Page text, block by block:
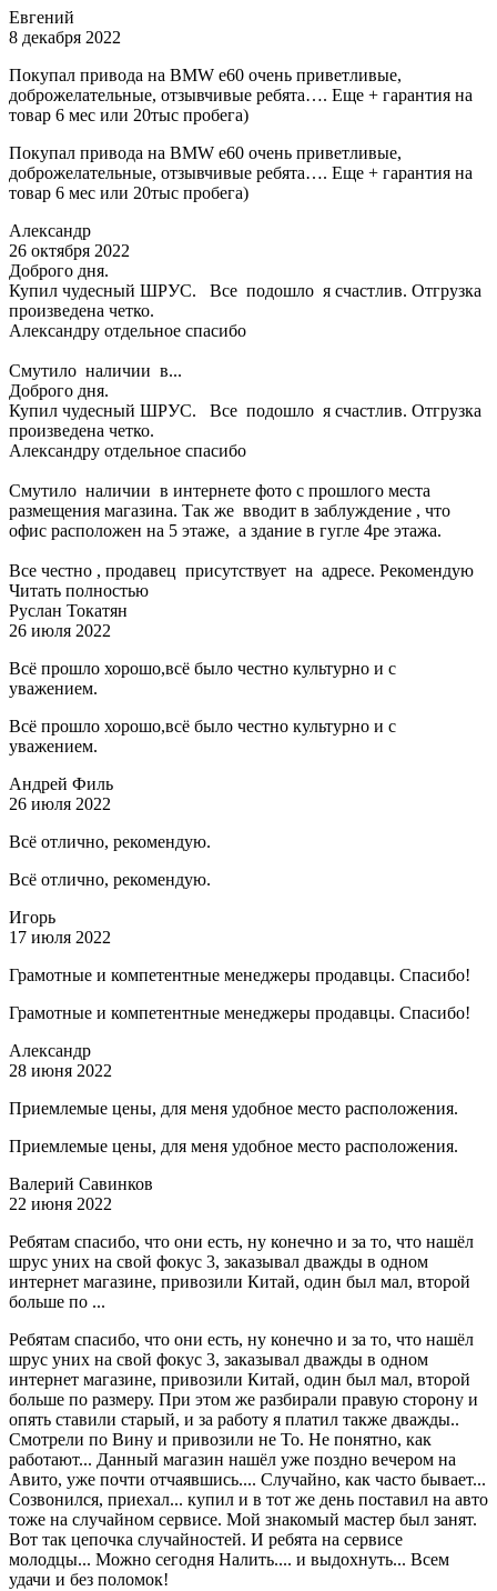
Евгений
8 декабря 2022
Покупал привода на BMW e60 очень приветливые,
доброжелательные, отзывчивые ребята…. Еще + гарантия на
товар 6 мес или 20тыс пробега)
Покупал привода на BMW e60 очень приветливые,
доброжелательные, отзывчивые ребята…. Еще + гарантия на
товар 6 мес или 20тыс пробега)
Александр
26 октября 2022
Доброго дня.
Купил чудесный ШРУС. Все подошло я счастлив. Отгрузка
произведена четко.
Александру отдельное спасибо
Смутило наличии в...
Доброго дня.
Купил чудесный ШРУС. Все подошло я счастлив. Отгрузка
произведена четко.
Александру отдельное спасибо
Смутило наличии в интернете фото с прошлого места
размещения магазина. Так же вводит в заблуждение , что
офис расположен на 5 этаже, а здание в гугле 4ре этажа.
Все честно , продавец присутствует на адресе. Рекомендую
Читать полностью
Руслан Токатян
26 июля 2022
Всё прошло хорошо,всё было честно культурно и с
уважением.
Всё прошло хорошо,всё было честно культурно и с
уважением.
Андрей Филь
26 июля 2022
Всё отлично, рекомендую.
Всё отлично, рекомендую.
Игорь
17 июля 2022
Грамотные и компетентные менеджеры продавцы. Спасибо!
Грамотные и компетентные менеджеры продавцы. Спасибо!
Александр
28 июня 2022
Приемлемые цены, для меня удобное место расположения.
Приемлемые цены, для меня удобное место расположения.
Валерий Савинков
22 июня 2022
Ребятам спасибо, что они есть, ну конечно и за то, что нашёл
шрус уних на свой фокус 3, заказывал дважды в одном
интернет магазине, привозили Китай, один был мал, второй
больше по ...
Ребятам спасибо, что они есть, ну конечно и за то, что нашёл
шрус уних на свой фокус 3, заказывал дважды в одном
интернет магазине, привозили Китай, один был мал, второй
больше по размеру. При этом же разбирали правую сторону и
опять ставили старый, и за работу я платил также дважды..
Смотрели по Вину и привозили не То. Не понятно, как
работают... Данный магазин нашёл уже поздно вечером на
Авито, уже почти отчаявшись.... Случайно, как часто бывает...
Созвонился, приехал... купил и в тот же день поставил на авто
тоже на случайном сервисе. Мой знакомый мастер был занят.
Вот так цепочка случайностей. И ребята на сервисе
молодцы... Можно сегодня Налить.... и выдохнуть... Всем
удачи и без поломок!